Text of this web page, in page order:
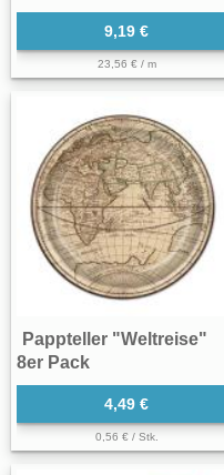
9,19 €
23,56 € / m
Pappteller "Weltreise"
8er Pack
4,49 €
0,56 € / Stk.